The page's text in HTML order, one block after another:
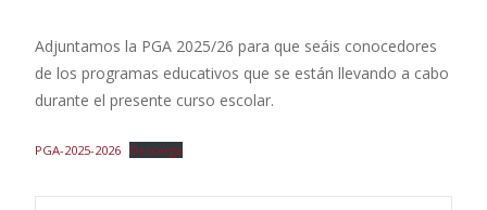
Adjuntamos la PGA 2025/26 para que seáis conocedores
de los programas educativos que se están llevando a cabo
durante el presente curso escolar.
PGA-2025-2026 Descarga